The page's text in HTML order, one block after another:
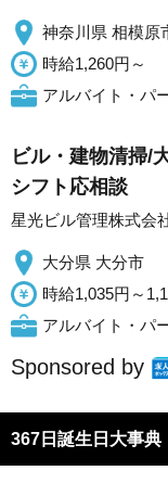
神奈川県 相模原
時給1,260円～
アルバイト・パ
ビル・建物清掃/
シフト応相談
星光ビル管理株式会
大分県 大分市
時給1,035円～
アルバイト・パ
Sponsored by
367日誕生日大事典